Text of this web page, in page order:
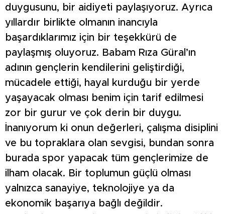
duygusunu, bir aidiyeti paylaşıyoruz. Ayrıca
yıllardır birlikte olmanın inancıyla
başardıklarımız için bir teşekkürü de
paylaşmış oluyoruz. Babam Rıza Güral’ın
adının gençlerin kendilerini geliştirdiği,
mücadele ettiği, hayal kurduğu bir yerde
yaşayacak olması benim için tarif edilmesi
zor bir gurur ve çok derin bir duygu.
İnanıyorum ki onun değerleri, çalışma disiplini
ve bu topraklara olan sevgisi, bundan sonra
burada spor yapacak tüm gençlerimize de
ilham olacak. Bir toplumun güçlü olması
yalnızca sanayiye, teknolojiye ya da
ekonomik başarıya bağlı değildir.